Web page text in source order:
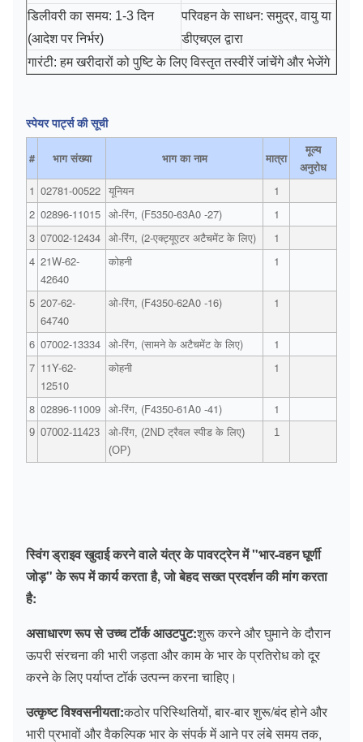
डिलीवरी का समय: 1-3 दिन
(आदेश पर निर्भर)
परिवहन के साधन: समुद्र, वायु या
डीएचएल द्वारा
गारंटी:हम खरीदारों को पुष्टि के लिए विस्तृत तस्वीरें जांचेंगे और भेजेंगे
स्पेयर पार्ट्स की सूची
# भाग संख्या भाग का नाम मात्रा
मूल्य
अनुरोध
1 02781-00522 यूनियन
1
2 02896-11015 ओ-रिंग, (F5350-63A0 -27)
1
3 07002-12434 ओ-रिंग, (2-एक्ट्यूएटर अटैचमेंट के लिए)
1
4 21W-62-
42640
कोहनी 1
5 207-62-
64740
ओ-रिंग, (F4350-62A0 -16) 1
6 07002-13334 ओ-रिंग, (सामने के अटैचमेंट के लिए)
1
7 11Y-62-
12510
कोहनी 1
8 02896-11009 ओ-रिंग, (F4350-61A0 -41) 1
9 07002-11423
ओ-रिंग, (2ND ट्रैवल स्पीड के लिए)
(OP)
1
स्विंग ड्राइव खुदाई करने वाले यंत्र के पावरट्रेन में "भार-वहन घूर्णी
जोड़" के रूप में कार्य करता है, जो बेहद सख्त प्रदर्शन की मांग करता
है:
असाधारण रूप से उच्च टॉर्क आउटपुट:शुरू करने और घुमाने के दौरान
ऊपरी संरचना की भारी जड़ता और काम के भार के प्रतिरोध को दूर
करने के लिए पर्याप्त टॉर्क उत्पन्न करना चाहिए।
उत्कृष्ट विश्वसनीयता:कठोर परिस्थितियों, बार-बार शुरू/बंद होने और
भारी प्रभावों और वैकल्पिक भार के संपर्क में आने पर लंबे समय तक,